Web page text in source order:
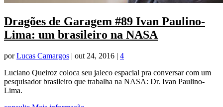
Dragões de Garagem #89 Ivan Paulino-
Lima: um brasileiro na NASA
porLucas Camargos | out 24, 2016 | 4
Luciano Queiroz coloca seu jaleco espacial pra conversar com um
pesquisador brasileiro que trabalha na NASA: Dr. Ivan Paulino-
Lima.